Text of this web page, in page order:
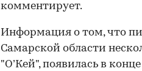
комментирует.
Информация о том, что
Самарской области
"О’Кей", появилась в